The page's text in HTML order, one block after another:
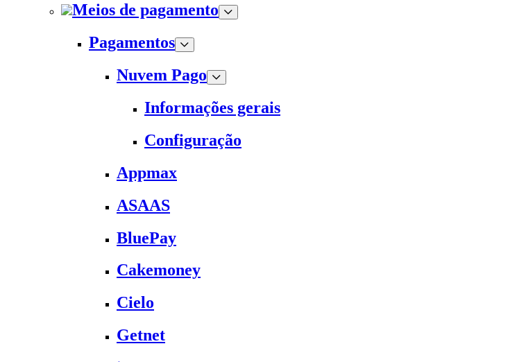
Meios de pagamento
Pagamentos
Nuvem Pago
Informações gerais
Configuração
Appmax
ASAAS
BluePay
Cakemoney
Cielo
Getnet